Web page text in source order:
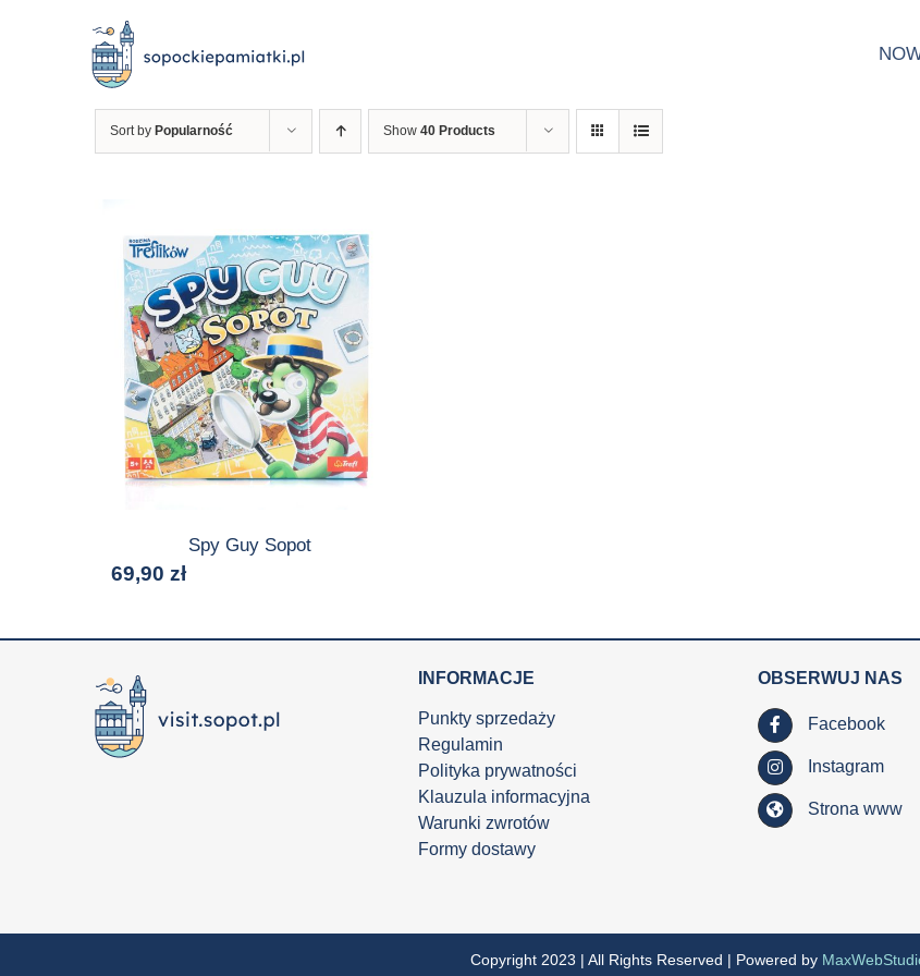
Sort by Popularność Show 40 Products
Spy Guy Sopot
69,90 zł
INFORMACJE
Punkty sprzedaży
Regulamin
Polityka prywatności
Klauzula informacyjna
Warunki zwrotów
Formy dostawy
OBSERWUJ NAS
Facebook
Instagram
Strona www
Copyright 2023 | All Rights Reserved | Powered by